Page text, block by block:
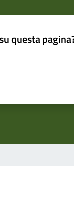
questa